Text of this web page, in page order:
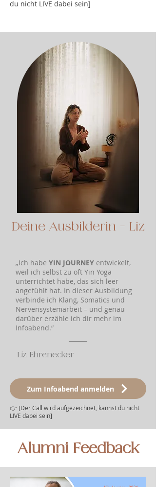
du nicht LIVE dabei sein]
Deine Ausbilderin - Liz
„Ich habe YIN JOURNEY entwickelt,
weil ich selbst zu oft Yin Yoga
unterrichtet habe, das sich leer
angefühlt hat. In dieser Ausbildung
verbinde ich Klang, Somatics und
Nervensystemarbeit – und genau
darüber erzähle ich dir mehr im
Infoabend.“
Liz Ehrenecker
Zum Infoabend anmelden
👉 [Der Call wird aufgezeichnet, kannst du nicht
LIVE dabei sein]
Alumni Feedback